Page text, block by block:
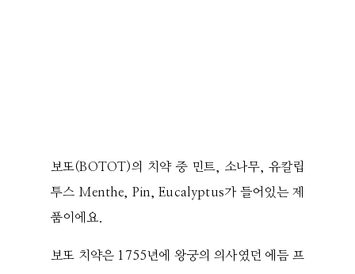
보또(BOTOT)의 치약 중 민트, 소나무, 유칼립
투스 Menthe, Pin, Eucalyptus가 들어있는 제
품이에요.
보또 치약은 1755년에 왕궁의 의사였던 에듬 프